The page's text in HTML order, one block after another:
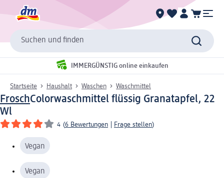
Suchen und finden
IMMERGÜNSTIG online einkaufen
Startseite Haushalt Waschen Waschmittel
FroschColorwaschmittel flüssig Granatapfel, 22
Wl
4 (6 Bewertungen Frage stellen)
Vegan
Vegan